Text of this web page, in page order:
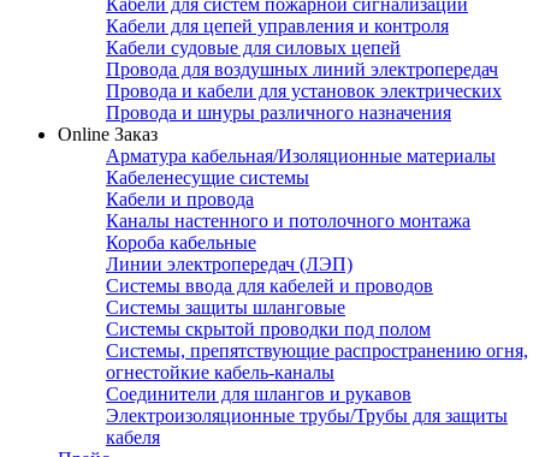
Кабели для систем пожарной сигнализации
Кабели для цепей управления и контроля
Кабели судовые для силовых цепей
Провода для воздушных линий электропередач
Провода и кабели для установок электрических
Провода и шнуры различного назначения
Online Заказ
Арматура кабельная/Изоляционные материалы
Кабеленесущие системы
Кабели и провода
Каналы настенного и потолочного монтажа
Короба кабельные
Линии электропередач (ЛЭП)
Системы ввода для кабелей и проводов
Системы защиты шланговые
Системы скрытой проводки под полом
Системы, препятствующие распространению огня,
огнестойкие кабель-каналы
Соединители для шлангов и рукавов
Электроизоляционные трубы/Трубы для защиты
кабеля